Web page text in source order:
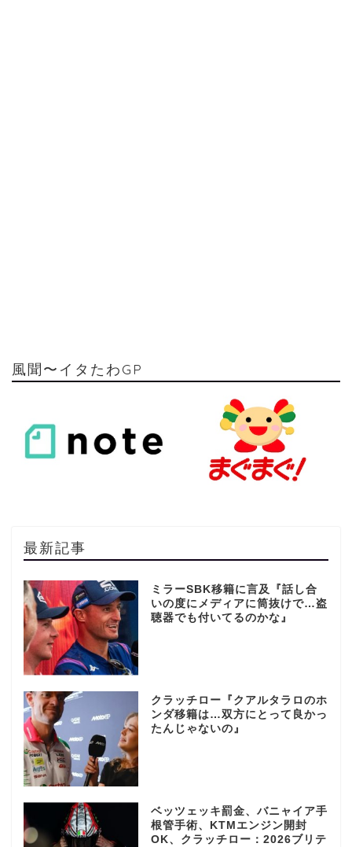
風聞〜イタたわGP
最新記事
ミラーSBK移籍に言及『話し合
いの度にメディアに筒抜けで…盗
聴器でも付いてるのかな』
クラッチロー『クアルタラロのホ
ンダ移籍は…双方にとって良かっ
たんじゃないの』
ベッツェッキ罰金、バニャイア手
根管手術、KTMエンジン開封
OK、クラッチロー：2026ブリテ